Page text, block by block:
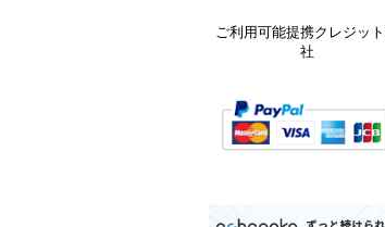
ご利用可能提携クレジッ
社